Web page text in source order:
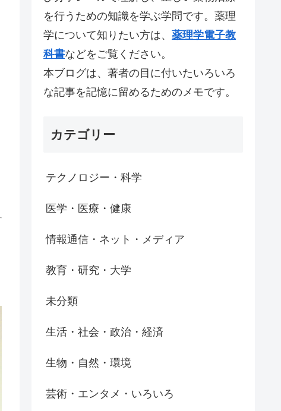
を行うための知識を学ぶ学問です。薬理
学について知りたい方は、 薬理学電子教
科書などをご覧ください。
本ブログは、著者の目に付いたいろいろ
な記事を記憶に留めるためのメモです。
カテゴリー
テクノロジー・科学
医学・医療・健康
情報通信・ネット・メディア
教育・研究・大学
未分類
生活・社会・政治・経済
生物・自然・環境
芸術・エンタメ・いろいろ